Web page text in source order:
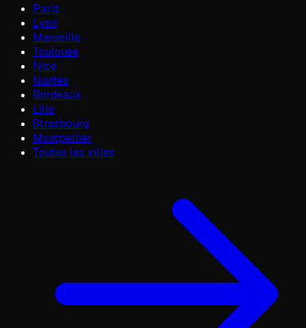
Paris
Lyon
Marseille
Toulouse
Nice
Nantes
Bordeaux
Lille
Strasbourg
Montpellier
Toutes les villes